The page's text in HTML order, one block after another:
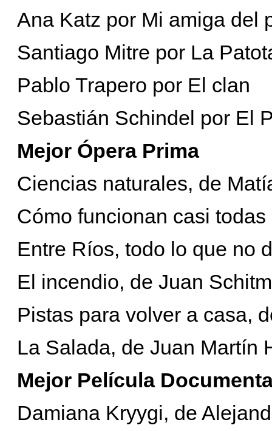
Ana Katz por Mi amiga del
Santiago Mitre por La
Pablo Trapero por El clan
Sebastián Schindel por El
Mejor Ópera Prima
Ciencias naturales, de
Cómo funcionan casi
Entre Ríos, todo lo que no
El incendio, de Juan
Pistas para volver a casa,
La Salada, de Juan Martín
Mejor Película
Damiana Kryygi, de